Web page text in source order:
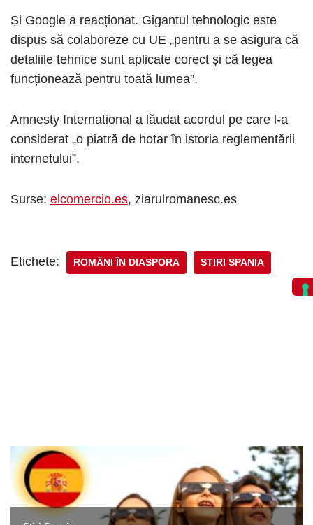
Și Google a reacționat. Gigantul tehnologic este
dispus să colaboreze cu UE „pentru a se asigura că
detaliile tehnice sunt aplicate corect și că legea
funcționează pentru toată lumea”.
Amnesty International a lăudat acordul pe care l-a
considerat „o piatră de hotar în istoria reglementării
internetului”.
Surse: elcomercio.es, ziarulromanesc.es
Etichete: ROMÂNI ÎN DIASPORA STIRI SPANIA